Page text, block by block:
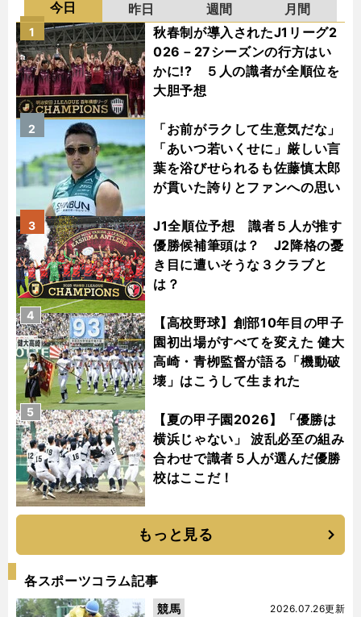
今日 昨日 週間
月間
秋春制が導入されたJ1リーグ2
026－27シーズンの行方はい
かに!? ５人の識者が全順位を
大胆予想
1
「お前がラクして生意気だな」
「あいつ若いくせに」厳しい言
葉を浴びせられるも佐藤慎太郎
が貫いた誇りとファンへの思い
2
J1全順位予想 識者５人が推す
優勝候補筆頭は？ J2降格の憂
き目に遭いそうな３クラブと
は？
3
【高校野球】創部10年目の甲子
園初出場がすべてを変えた 健大
高崎・青栁監督が語る「機動破
壊」はこうして生まれた
4
【夏の甲子園2026】「優勝は
横浜じゃない」 波乱必至の組み
合わせで識者５人が選んだ優勝
校はここだ！
5
もっと見る
各スポーツコラム記事
2026.07.26更新
競馬